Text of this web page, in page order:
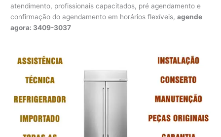
atendimento, profissionais capacitados, pré agendamento e
confirmação do agendamento em horários flexíveis,agende
agora: 3409-3037